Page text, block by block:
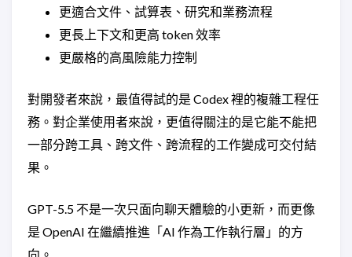
更適合文件、試算表、研究和業務流程
更長上下文和更高 token 效率
更嚴格的高風險能力控制
對開發者來說，最值得試的是 Codex 裡的複雜工程任
務。對企業使用者來說，更值得關注的是它能不能把
一部分跨工具、跨文件、跨流程的工作變成可交付結
果。
GPT-5.5 不是一次只面向聊天體驗的小更新，而更像
是 OpenAI 在繼續推進「AI 作為工作執行層」的方